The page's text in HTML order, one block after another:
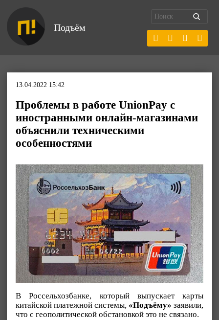
Подъём
13.04.2022 15:42
Проблемы в работе UnionPay с
иностранными онлайн-магазинами
объяснили техническими
особенностями
В Россельхозбанке, который выпускает карты
китайской платежной системы, «Подъёму» заявили,
что с геополитической обстановкой это не связано.